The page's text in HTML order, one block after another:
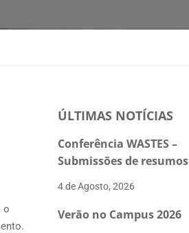
o
ÚLTIMAS NOTÍCIAS
Conferência WASTES –
Submissões de resumos
4 de Agosto, 2026
Verão no Campus 2026